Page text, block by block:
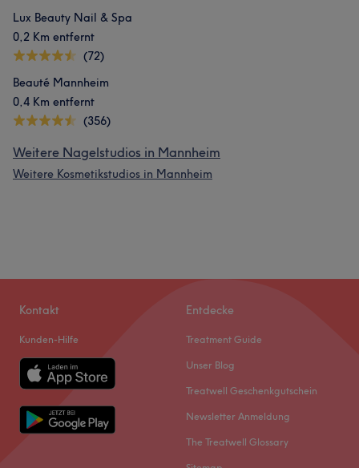
Lux Beauty Nail & Spa
0,2 Km entfernt
(72)
Beauté Mannheim
0,4 Km entfernt
(356)
Weitere Nagelstudios in Mannheim
Weitere Kosmetikstudios in Mannheim
Kontakt
Kunden-Hilfe
Entdecke
Treatment Guide
Unser Blog
Treatwell Geschenkgutschein
Newsletter Anmeldung
The Treatwell Glossary